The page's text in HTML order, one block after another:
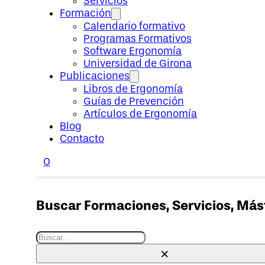
Formación
Calendario formativo
Programas Formativos
Software Ergonomía
Universidad de Girona
Publicaciones
Libros de Ergonomía
Guías de Prevención
Artículos de Ergonomía
Blog
Contacto
0
Buscar Formaciones, Servicios,
Buscar
×